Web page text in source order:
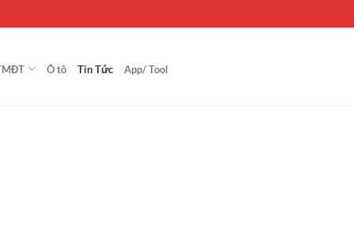
Ô tô Tin Tức App/ Tool